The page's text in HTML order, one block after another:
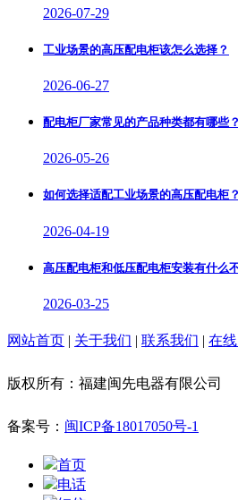
2026-07-29
工业场景的高压配电柜该怎么选择？
2026-06-27
配电柜厂家常见的产品种类都有哪些？
2026-05-26
如何选择适配工业场景的高压配电柜？
2026-04-19
高压配电柜和低压配电柜安装有什么
2026-03-25
网站首页 | 关于我们 | 联系我们 | 在
版权所有：福建闽先电器有限公司
备案号： 闽ICP备18017050号-1
首页
电话